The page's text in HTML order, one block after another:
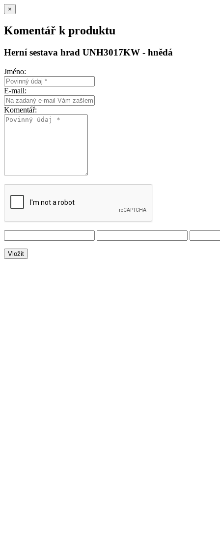
×
Komentář k produktu
Herní sestava hrad UNH3017KW - hnědá
Jméno:
E-mail:
Komentář: